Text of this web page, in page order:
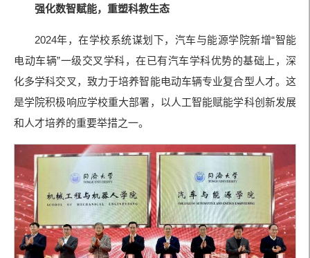
强化数智赋能，重塑科教生态
2024年，在学校系统谋划下，汽车与能源学院新增“智能
电动车辆”一级交叉学科，在已有汽车学科优势的基础上，深
化多学科交叉，致力于培养智能电动车辆专业复合型人才。这
是学院积极响应学校重大部署，以人工智能赋能学科创新发展
和人才培养的重要举措之一。